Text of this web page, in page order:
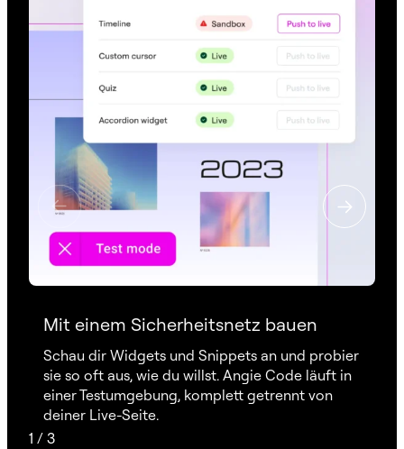
Mit einem Sicherheitsnetz bauen
Schau dir Widgets und Snippets an und probier
sie so oft aus, wie du willst. Angie Code läuft in
einer Testumgebung, komplett getrennt von
deiner Live-Seite.
1 / 3